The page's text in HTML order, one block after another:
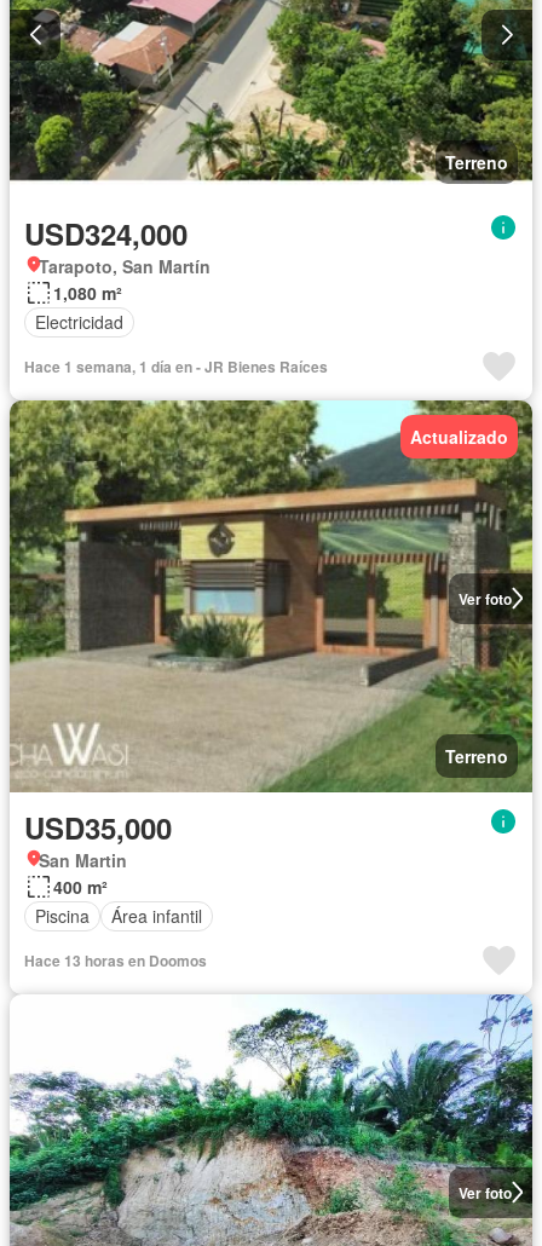
Terreno
USD324,000
Tarapoto, San Martín
1,080 m²
Electricidad
Hace 1 semana, 1 día en - JR Bienes Raíces
Ver foto
Actualizado
Terreno
USD35,000
San Martin
400 m²
Piscina
Área infantil
Hace 13 horas en Doomos
Ver foto